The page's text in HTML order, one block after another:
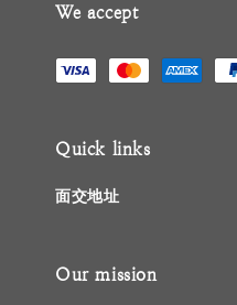
We accept
Quick links
面交地址
Our mission